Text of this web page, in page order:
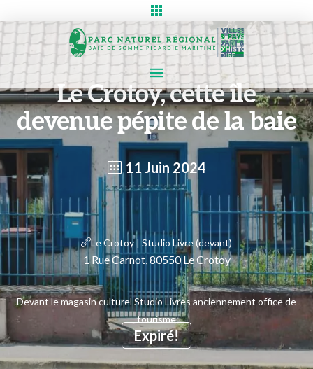
Le Crotoy, cette île
devenue pépite de la baie
11 Juin 2024
Expiré!
Le Crotoy | Studio Livre (devant)
1 Rue Carnot, 80550 Le Crotoy
Devant le magasin culturel Studio Livres anciennement office de
tourisme